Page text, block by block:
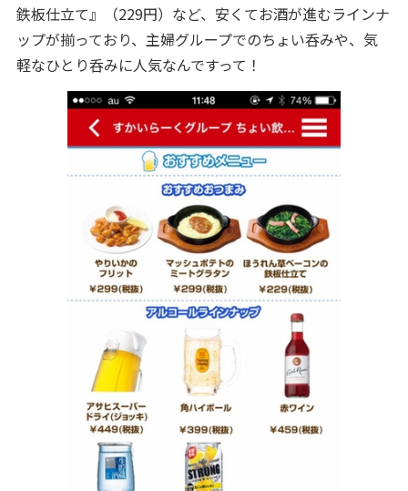
鉄板仕立て』（229円）など、安くてお酒が進むラインナ
ップが揃っており、主婦グループでのちょい呑みや、気
軽なひとり呑みに人気なんですって！